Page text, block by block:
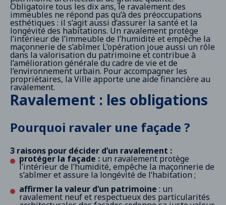
Obligatoire tous les dix ans, le ravalement des
immeubles ne répond pas qu’à des préoccupations
esthétiques : il s’agit aussi d’assurer la santé et la
longévité des habitations. Un ravalement protège
l’intérieur de l’immeuble de l’humidité et empêche la
maçonnerie de s’abîmer. L’opération joue aussi un rôle
dans la valorisation du patrimoine et contribue à
l’amélioration générale du cadre de vie et de
l’environnement urbain. Pour accompagner les
propriétaires, la Ville apporte une aide financière au
ravalement.
Ravalement : les obligations
Pourquoi ravaler une façade ?
3 raisons pour décider d’un ravalement :
protéger la façade : un ravalement protège
l’intérieur de l’humidité, empêche la maçonnerie de
s’abîmer et assure la longévité de l’habitation ;
affirmer la valeur d’un patrimoine : un
ravalement neuf et respectueux des particularités